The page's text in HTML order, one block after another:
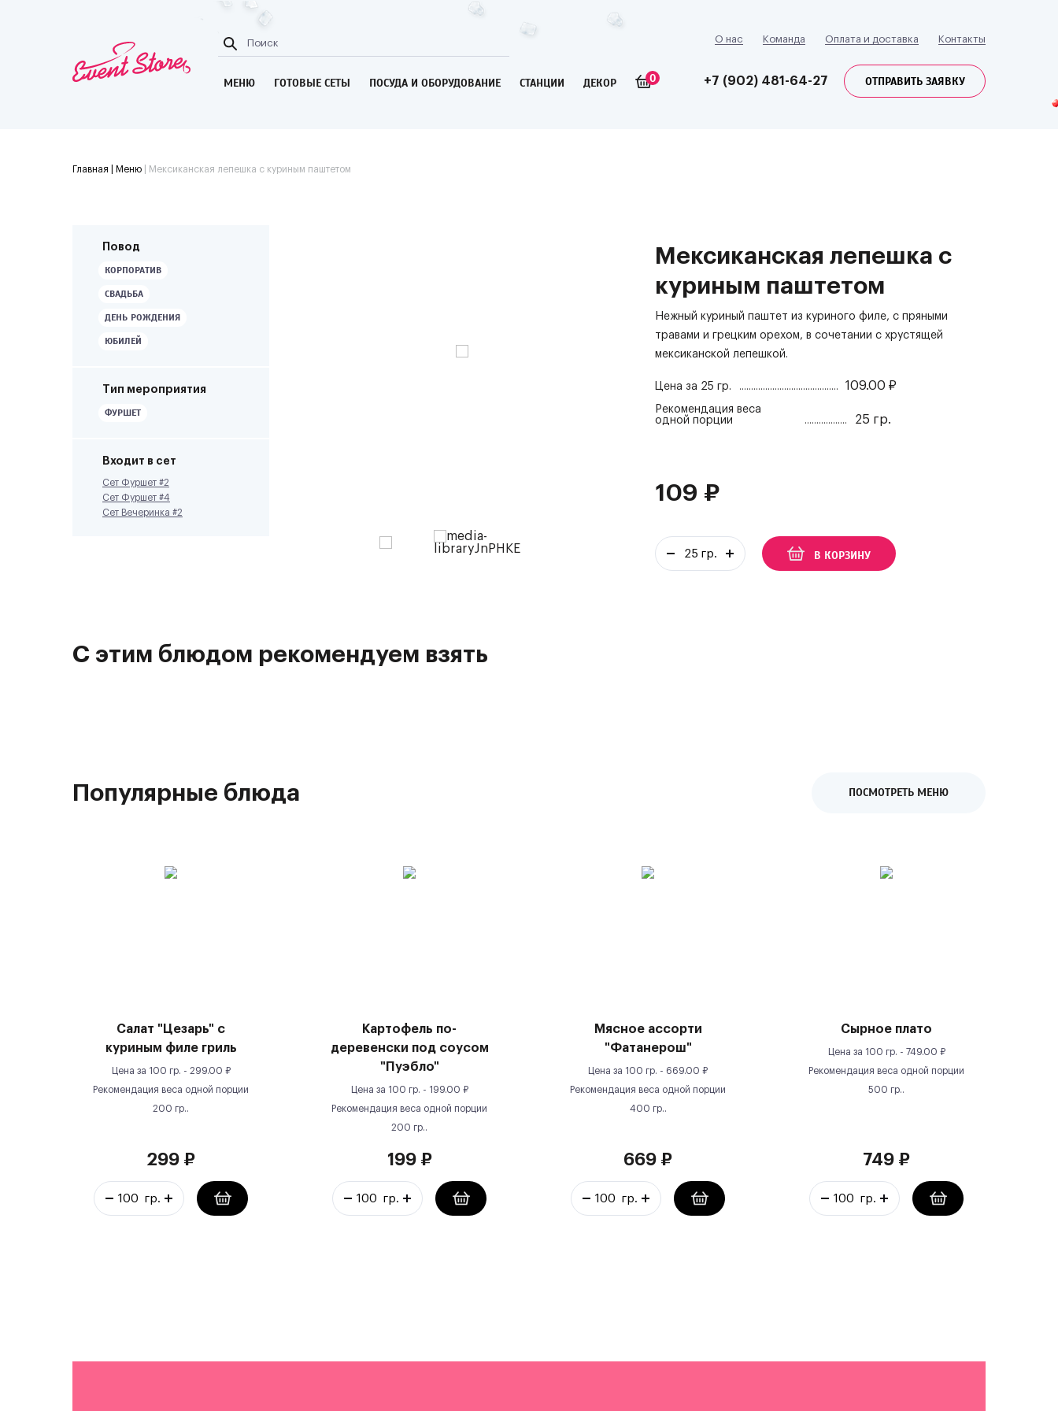
МЕНЮ ГОТОВЫЕ СЕТЫ ПОСУДА И ОБОРУДОВАНИЕ СТАНЦИИ ДЕКОР 0
О нас Команда Оплата и доставка Контакты
+7 (902) 481-64-27 ОТПРАВИТЬ ЗАЯВКУ
Главная | Меню Мексиканская лепешка с куриным паштетом
Повод
КОРПОРАТИВ
СВАДЬБА
ДЕНЬ РОЖДЕНИЯ
ЮБИЛЕЙ
Тип мероприятия
ФУРШЕТ
Входит в сет
Сет Фуршет #2
Сет Фуршет #4
Сет Вечеринка #2
Мексиканская лепешка с
куриным паштетом
Нежный куриный паштет из куриного филе, с пряными
травами и грецким орехом, в сочетании с хрустящей
мексиканской лепешкой.
Цена за 25 гр. 109.00 ₽
Рекомендация веса
одной порции
25 гр.
109 ₽
В КОРЗИНУ
С этим блюдом рекомендуем взять
Популярные блюда ПОСМОТРЕТЬ МЕНЮ
Салат "Цезарь" с
куриным филе гриль
Цена за 100 гр. - 299.00 ₽
Рекомендация веса одной порции
200 гр..
299 ₽
Картофель по-
деревенски под соусом
"Пуэбло"
Цена за 100 гр. - 199.00 ₽
Рекомендация веса одной порции
200 гр..
199₽
Мясное ассорти
"Фатанерош"
Цена за 100 гр. - 669.00 ₽
Рекомендация веса одной порции
400 гр..
669 ₽
Сырное плато
Цена за 100 гр. - 749.00 ₽
Рекомендация веса одной порции
500 гр..
749 ₽